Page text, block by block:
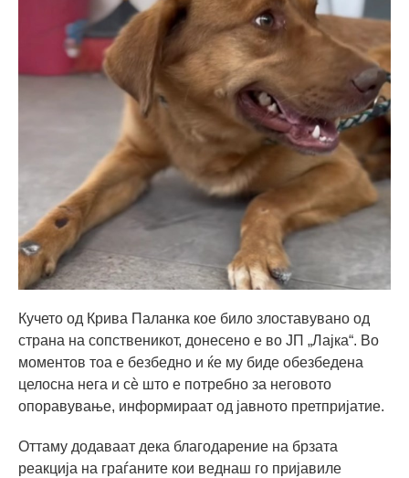
Кучето од Крива Паланка кое било злоставувано од
страна на сопственикот, донесено е во ЈП „Лајка“. Во
моментов тоа е безбедно и ќе му биде обезбедена
целосна нега и сѐ што е потребно за неговото
опоравување, информираат од јавното претпријатие.
Оттаму додаваат дека благодарение на брзата
реакција на граѓаните кои веднаш го пријавиле